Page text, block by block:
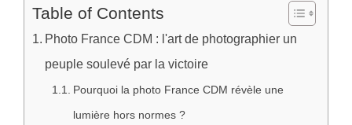
Table of Contents
Photo France CDM : l'art de photographier un
peuple soulevé par la victoire
Pourquoi la photo France CDM révèle une
lumière hors normes ?